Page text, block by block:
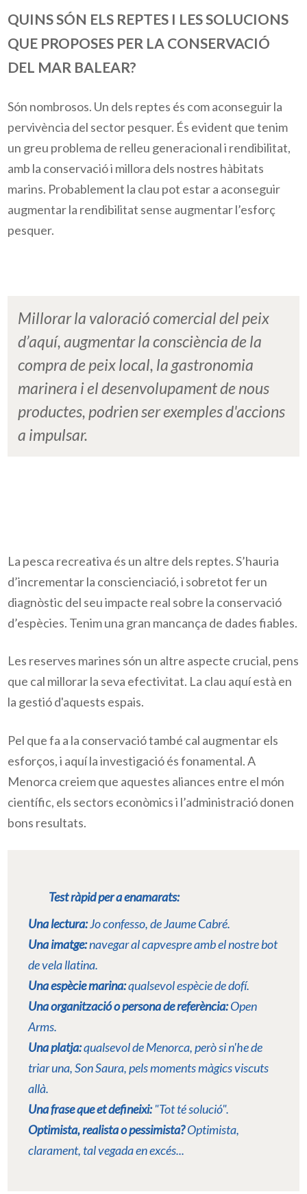
QUINS SÓN ELS REPTES I LES SOLUCIONS
QUE PROPOSES PER LA CONSERVACIÓ
DEL MAR BALEAR?
Són nombrosos. Un dels reptes és com aconseguir la
pervivència del sector pesquer. És evident que tenim
un greu problema de relleu generacional i rendibilitat,
amb la conservació i millora dels nostres hàbitats
marins. Probablement la clau pot estar a aconseguir
augmentar la rendibilitat sense augmentar l’esforç
pesquer.
Millorar la valoració comercial del peix
d’aquí, augmentar la consciència de la
compra de peix local, la gastronomia
marinera i el desenvolupament de nous
productes, podrien ser exemples d'accions
a impulsar.
La pesca recreativa és un altre dels reptes. S’hauria
d’incrementar la conscienciació, i sobretot fer un
diagnòstic del seu impacte real sobre la conservació
d’espècies. Tenim una gran mancança de dades fiables.
Les reserves marines són un altre aspecte crucial, pens
que cal millorar la seva efectivitat. La clau aquí està en
la gestió d'aquests espais.
Pel que fa a la conservació també cal augmentar els
esforços, i aquí la investigació és fonamental. A
Menorca creiem que aquestes aliances entre el món
científic, els sectors econòmics i l’administració donen
bons resultats.
Test ràpid per aenamarats:
Una lectura:Jo confesso, de Jaume Cabré.
Una imatge:navegar al capvespre amb el nostre bot
de vela llatina.
Una espècie marina:qualsevol espècie de dofí.
Una organització o persona de referència:Open
Arms.
Una platja:qualsevol de Menorca, però si n'he de
triar una, Son Saura, pels moments màgics viscuts
allà.
Una frase que et defineixi:"Tot té solució".
Optimista, realista o pessimista?Optimista,
clarament, tal vegada en excés...